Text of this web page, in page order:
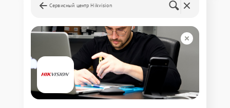
Сервисный центр Hikvision